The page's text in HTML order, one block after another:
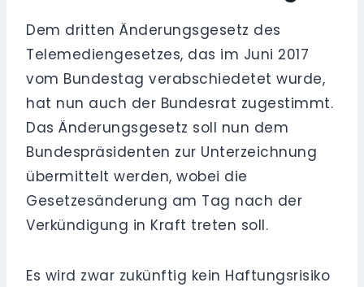
Dem dritten Änderungsgesetz des
Telemediengesetzes, das im Juni 2017
vom Bundestag verabschiedetet wurde,
hat nun auch der Bundesrat zugestimmt.
Das Änderungsgesetz soll nun dem
Bundespräsidenten zur Unterzeichnung
übermittelt werden, wobei die
Gesetzesänderung am Tag nach der
Verkündigung in Kraft treten soll.
Es wird zwar zukünftig kein Haftungsrisiko